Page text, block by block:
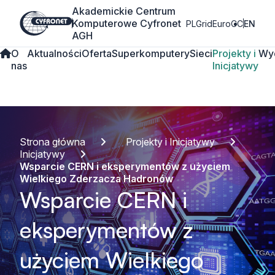
Akademickie Centrum
Komputerowe Cyfronet
AGH
PLGridEuroCCEN
O
nas
AktualnościOfertaSuperkomputerySieciProjekty i
Inicjatywy
Strona główna
Projekty i Inicjatywy
Inicjatywy
Wsparcie CERN i eksperymentów z użyciem
Wielkiego Zderzacza Hadronów
Wsparcie CERN i
eksperymentów z
użyciem Wielkiego